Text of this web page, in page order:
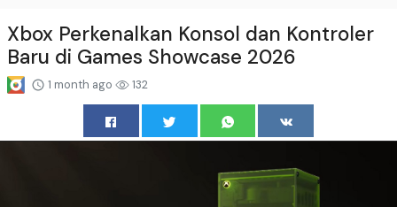
Xbox Perkenalkan Konsol dan Kontroler
Baru di Games Showcase 2026
1 month ago 132